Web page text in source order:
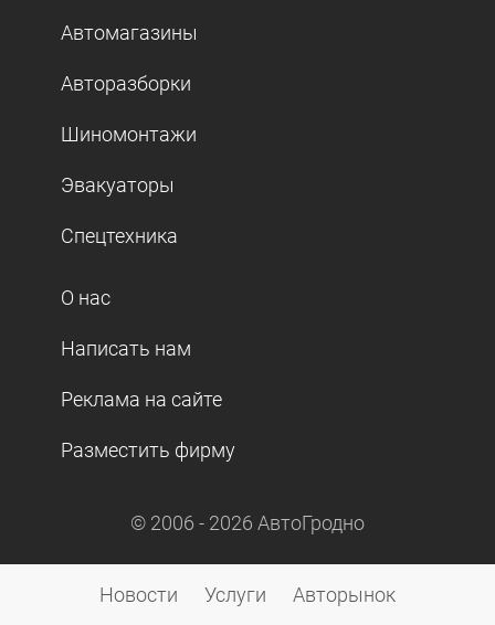
Автомагазины
Авторазборки
Шиномонтажи
Эвакуаторы
Спецтехника
О нас
Написать нам
Реклама на сайте
Разместить фирму
© 2006 - 2026 АвтоГродно
Новости Услуги Авторынок